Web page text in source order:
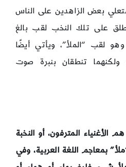
بعض الزاهدين على الناس
أطلق على تلك النخب لقب بالغ
وهو لقب “الملأ”، ويأتي أيضًا
ولكنهما تنطقان بنبرة صوت
الأغنياء المترفون، أو النخبة
بمعاجم اللغة العربية، وفي